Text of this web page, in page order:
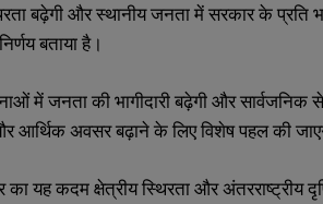
बढ़ेगी और स्थानीय जनता में सरकार के प्रति
बताया है।
में जनता की भागीदारी बढ़ेगी और सार्वजनिक
आर्थिक अवसर बढ़ाने के लिए विशेष पहल की
यह कदम क्षेत्रीय स्थिरता और अंतरराष्ट्रीय